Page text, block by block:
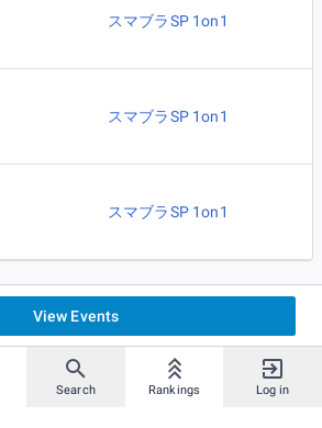
Search Rankings Log in
スマブラSP 1on1
スマブラSP 1on1
スマブラSP 1on1
View Events